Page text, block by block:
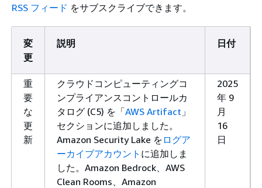
RSS フィード をサブスクライブできます。
変
更
説明 日付
重
要
な
更
新
クラウドコンピューティングコ
ンプライアンスコントロールカ
タログ (C5) を「AWS Artifact 」
セクションに追加しました。
Amazon Security Lake を ログア
ーカイブアカウント に追加しま
した。Amazon Bedrock、AWS
Clean Rooms、Amazon
2025
年 9
月
16
日